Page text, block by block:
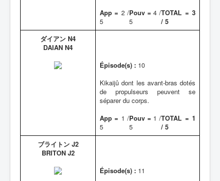
App = 2 /
5
Pouv = 4 /
5
TOTAL = 3
/ 5
ダイアン N4
DAIAN N4
Épisode(s) : 10
Kikaijû dont les avant-bras dotés
de propulseurs peuvent se
séparer du corps.
App = 1 /
5
Pouv = 1 /
5
TOTAL = 1
/ 5
ブライトン J2
BRITON J2
Épisode(s) : 11